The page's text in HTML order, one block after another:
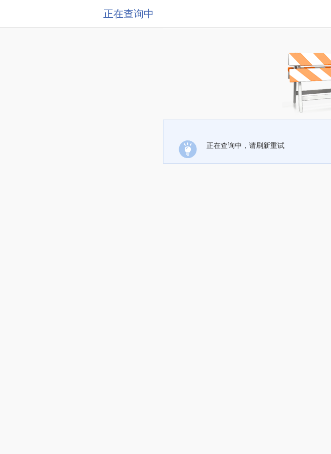
正在查询中
正在查询中，请刷新重试